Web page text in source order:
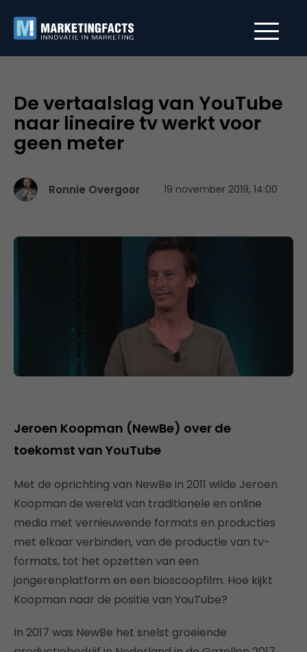
De vertaalslag van YouTube
naar lineaire tv werkt voor
geen meter
Ronnie Overgoor 19 november 2019, 14:00
Jeroen Koopman (NewBe) over de
toekomst van YouTube
Met de oprichting van NewBe in 2011 wilde Jeroen
Koopman de wereld van traditionele en online
media met vernieuwende formats en producties
met elkaar verbinden, van de productie van tv-
formats, tot het opzetten van een
jongerenplatform en een bioscoopfilm. Hoe kijkt
Koopman naar de positie van YouTube?
In 2017 was NewBe het snelst groeiende